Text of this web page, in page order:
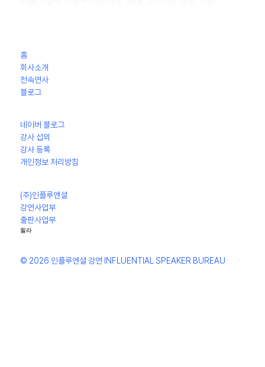
서 오는가 - H 기업 임직원 대상
홈
회사소개
전속연사
​블로그
네이버 블로그
강사 섭외
강사 등록
개인정보 처리방침
(주)인플루엔셜
강연사업부
출판사업부
윌라
© 2026 인플루엔셜 강연 INFLUENTIAL SPEAKER BUREAU